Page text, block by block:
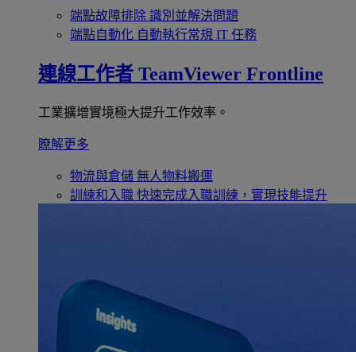
端點故障排除 識別並解決問題
端點自動化 自動執行常規 IT 任務
連線工作者 TeamViewer Frontline
工業擴增實境極大提升工作效率。
瞭解更多
物流與倉儲 無人物料搬運
訓練和入職 快速完成入職訓練，實現技能提升